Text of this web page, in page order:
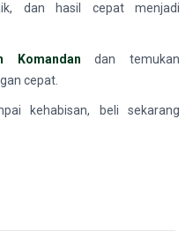
dan hasil cepat menjadi
Komandan dan temukan
cepat.
kehabisan, beli sekarang